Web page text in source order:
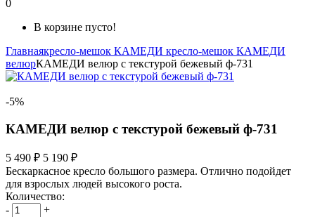
0
В корзине пусто!
Главнаякресло-мешок КАМЕДИ кресло-мешок КАМЕДИ
велюрКАМЕДИ велюр с текстурой бежевый ф-731
-5%
КАМЕДИ велюр с текстурой бежевый ф-731
5 490 ₽ 5 190 ₽
Бескаркасное кресло большого размера. Отлично подойдет
для взрослых людей высокого роста.
Количество:
-
+